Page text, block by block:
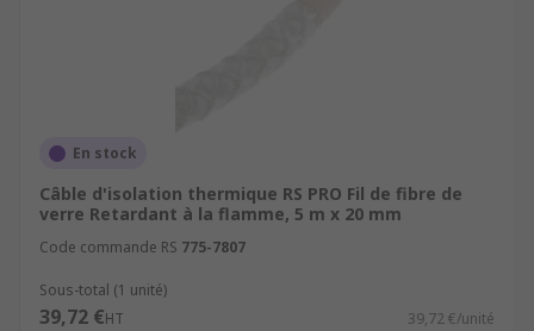
En stock
Câble d'isolation thermique RS PRO Fil de fibre de
verre Retardant à la flamme, 5 m x 20 mm
Code commande RS 775-7807
Sous-total (1 unité)
39,72 €HT 39,72 €/unité